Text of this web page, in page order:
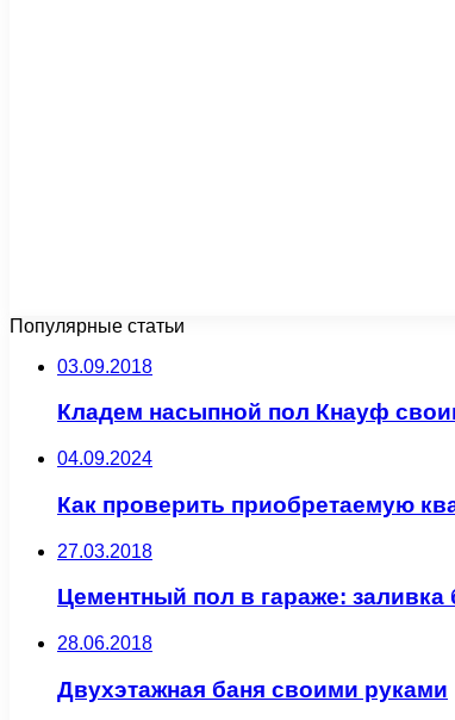
Популярные статьи
03.09.2018
Кладем насыпной пол Кнауф
04.09.2024
Как проверить приобретаемую
27.03.2018
Цементный пол в гараже:
28.06.2018
Двухэтажная баня своими руками